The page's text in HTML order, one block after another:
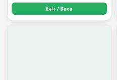
Beli / Baca